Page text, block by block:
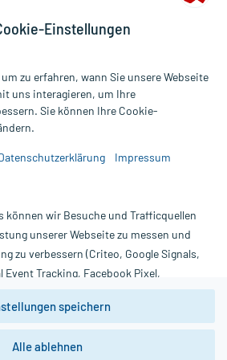
ggf. zzgl. Versandkosten
werden ausschließlich für
durch einen Arzt. Bitte
können. | Diese Webseite benutzt
Sie bitte dazu die wichtigen Hinweise in
Für den Widerruf einer Bestellung
und Bewertungen
Einstellungen
zu erfahren, wann Sie unsere Webseite
uns interagieren, um Ihre
Sie können Ihre Cookie-
Impressum
können wir Besuche und Trafficquellen
unserer Webseite zu messen und
zu verbessern (Criteo, Google Signals,
Event Tracking, Facebook Pixel,
hin, dass die
Europäischen Anforderungen gem. EU-
speichern
Alle ablehnen